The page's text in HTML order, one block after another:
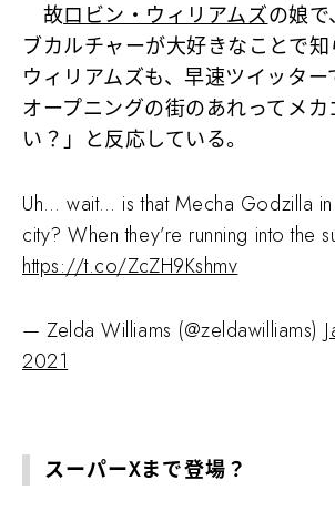
故ロビン・ウィリアムズの娘
ブカルチャーが大好きなことで知
ウィリアムズも、早速ツイッター
オープニングの街のあれってメ
い？」と反応している。
Uh… wait… is that Mecha Godzilla
city? When they’re running into the
https://t.co/ZcZH9Kshmv
— Zelda Williams (@zeldawilliams)
2021
スーパーXまで登場？